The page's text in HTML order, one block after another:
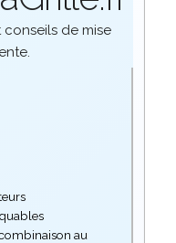
conseils de mise
au